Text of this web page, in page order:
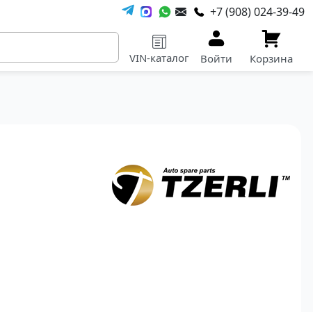
+7 (908) 024-39-49
VIN-каталог Войти Корзина